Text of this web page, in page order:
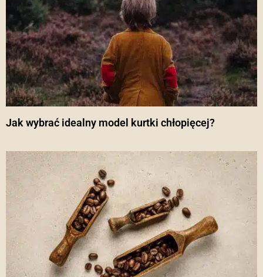
Jak wybrać idealny model kurtki chłopięcej?